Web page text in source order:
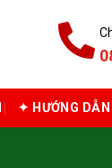
✦ HƯỚNG DẪN